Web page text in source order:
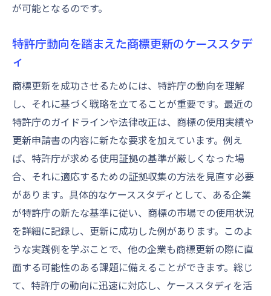
が可能となるのです。
特許庁動向を踏まえた商標更新のケーススタデ
ィ
商標更新を成功させるためには、特許庁の動向を理解
し、それに基づく戦略を立てることが重要です。最近の
特許庁のガイドラインや法律改正は、商標の使用実績や
更新申請書の内容に新たな要求を加えています。例え
ば、特許庁が求める使用証拠の基準が厳しくなった場
合、それに適応するための証拠収集の方法を見直す必要
があります。具体的なケーススタディとして、ある企業
が特許庁の新たな基準に従い、商標の市場での使用状況
を詳細に記録し、更新に成功した例があります。このよ
うな実践例を学ぶことで、他の企業も商標更新の際に直
面する可能性のある課題に備えることができます。総じ
て、特許庁の動向に迅速に対応し、ケーススタディを活